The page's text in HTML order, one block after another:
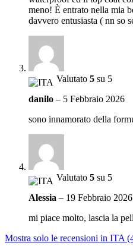
meno! È entrato nella mia
davvero entusiasta ( nn so
Valutato 5 su 5
danilo – 5 Febbraio 2026
sono innamorato della
Valutato 5 su 5
Alessia – 19 Febbraio 2026
mi piace molto, lascia la
Mostra solo le recensioni in ITA